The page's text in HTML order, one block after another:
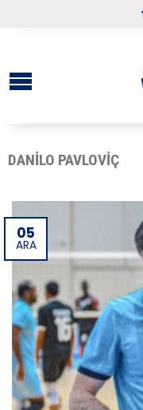
DANILO PAVLOVIÇ
05
ARA